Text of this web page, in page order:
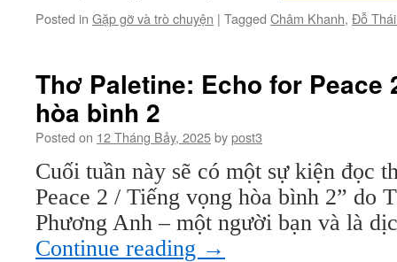
Posted in Gặp gỡ và trò chuyện | Tagged Châm Khanh, Đỗ
Thơ Paletine: Echo for Peace
hòa bình 2
Posted on 12 Tháng Bảy, 2025bypost3
Cuối tuần này sẽ có một sự kiện đọc
Peace 2 / Tiếng vọng hòa bình 2” do
Phương Anh – một người bạn và là
Continue reading →